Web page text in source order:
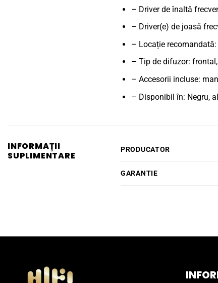
– Driver de înaltă
– Driver(e) de joasă
– Locație
– Tip de difuzor:
– Accesorii incluse:
– Disponibil în: Negru,
INFORMAȚII
SUPLIMENTARE
PRODUCATOR
GARANTIE